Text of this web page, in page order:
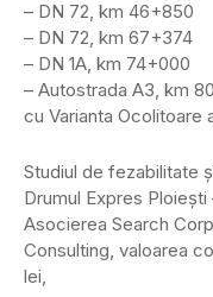
– DN 72, km 46+850
– DN 72, km 67+374
– DN 1A, km 74+000
– Autostrada A3, km
cu Varianta Ocolitoare
Studiul de fezabilitate
Drumul Expres
Asocierea Search
Consulting, valoarea
lei,